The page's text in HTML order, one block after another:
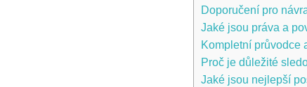
Doporučení pro
Jaké jsou práva a
Kompletní průvodce
Proč je důležité
Jaké jsou nejlepší